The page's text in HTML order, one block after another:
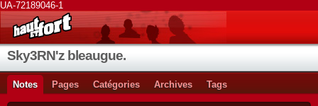
UA-72189046-1
Sky3RN'z bleaugue.
Notes Pages Catégories Archives Tags